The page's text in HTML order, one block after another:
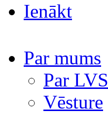
Ienākt
Par mums
Par LVS
Vēsture